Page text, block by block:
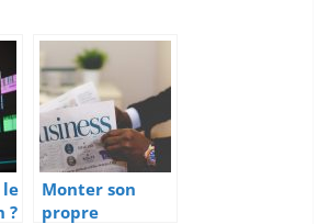
le
?
Monter son
propre